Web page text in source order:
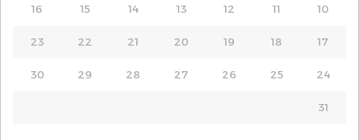
10
11
12
13
14
15
16
17
18
19
20
21
22
23
24
25
26
27
28
29
30
31